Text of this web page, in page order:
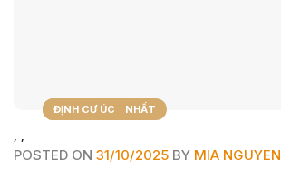
TIN TỨC MỚI NHẤT
,
BLOG
,
ĐỊNH CƯ ÚC
POSTED ON 31/10/2025 BY MIA NGUYEN